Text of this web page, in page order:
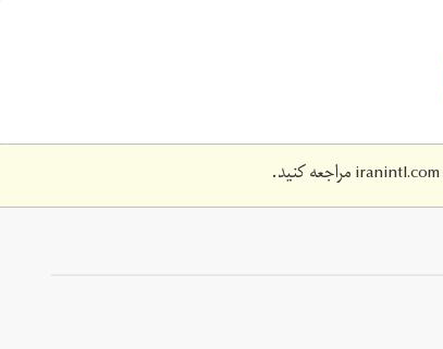
iranintl.comمراجعه کنید.